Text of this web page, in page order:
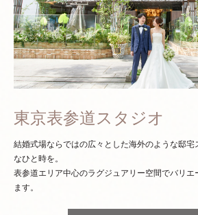
東京表参道スタジオ
結婚式場ならではの広々とした海外のような邸宅
なひと時を。
表参道エリア中心のラグジュアリー空間でバリ
ます。